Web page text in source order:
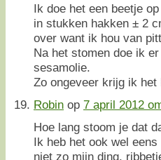
Ik doe het een beetje
in stukken hakken ± 2
over want ik hou van
Na het stomen doe ik
sesamolie.
Zo ongeveer krijg ik
Robin op 7 april 2012
Hoe lang stoom je dat
Ik heb het ook wel
niet zo mijn ding,